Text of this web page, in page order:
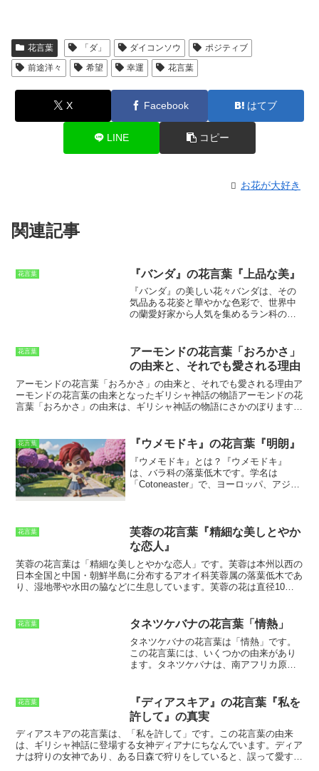
花言葉 「ダ」 ダイコンソウ
ポジティブ
前途洋々
希望 幸運 花言葉
X Facebook はてブ
LINE コピー
お花が大好き
関連記事
花言葉 『バンダ』の花言葉『上品な美』
『バンダ』の美しい花々バンダは、その
気品ある花姿と華やかな色彩で、世界中
の蘭愛好家から人気を集めるラン科の植
林に自生しています。バンダは、着生ラ
ンの一種で、木や岩肌に根を張って生息
しています。バンダの花は、大きく華や
かで、その美しさは格別です。花色は
白、ピンク、赤、紫など、さまざまなも
のがあり、香りも芳醇で魅惑的です。バ
はまるで蝶が舞っているかのようです。
バンダは、高温多湿を好む植物ですが、
日本の気候でも栽培することができま
す。ただし、冬には室内で管理する必要
があります。バンダを栽培する際には、
人気を集めるラン科の植物です。バンダ
の花は、大きく華やかで、その美しさは
格別です。花色は白、ピンク、赤、紫な
ど、さまざまなものがあり、香りも芳醇
で魅惑的です。バンダは、高温多湿を好
む植物ですが、日本の気候でも栽培する
花言葉
アーモンドの花言葉「おろかさ」
の由来と、それでも愛される理由
アーモンドの花言葉「おろかさ」の由来と、それでも愛される理由ア
ーモンドの花言葉の由来となったギリシャ神話の物語アーモンドの花
言葉「おろかさ」の由来は、ギリシャ神話の物語にさかのぼります。
し、デーモフォーンはフィリスを置いて旅に出てしまいました。フィ
リスは、デーモフォーンの帰りを待ち続けましたが、ついに待ちきれ
ずに亡くなってしまいました。フィリスが亡くなった後、彼女の墓に
アーモンドの木が生えました。この木は、フィリスの悲しみの涙から
育ったと言われています。アーモンドの花言葉「おろかさ」は、フィ
リスがデーモフォーンを待ち続けたことを「愚か」とみなしたことに
が春の訪れを告げる花だからです。アーモンドの花は、2月から3月
にかけて咲き始めます。この季節は、まだ寒さが残る時期ですが、ア
ーモンドの花が咲くと春が近づいていることを感じられます。アーモ
ンドの花は、春の訪れを告げる花であり、希望と喜びを象徴する花な
のです。
花言葉 『ウメモドキ』の花言葉『明朗』
『ウメモドキ』とは？
『ウメモドキ』
は、バラ科の落葉低木です。学名は
「Cotoneaster」で、ヨーロッパ、アジ
で、葉は楕円形をしていて、縁に鋸歯が
あります。
初夏に白い花を咲かせ、秋に
なると赤い実をつけます。
りますが、酸味が強いので、生で食べる
ことはできません。ジャムやゼリーなど
に加工して食べられます。『ウメモド
盆栽としても楽しむことができます。
花言葉
芙蓉の花言葉『精細な美しとやか
な恋人』
芙蓉の花言葉は「精細な美しとやかな恋人」です。芙蓉は本州以西の
日本全国と中国・朝鮮半島に分布するアオイ科芙蓉属の落葉低木であ
り、湿地帯や水田の脇などに生息しています。芙蓉の花は直径10～
ら古くから愛され、日本では平安時代の貴族の間で花見が盛んに行わ
れました。また、芙蓉の花は薬用効果があるとされており、咳や痰を
止める効果があるとされています。
花言葉 タネツケバナの花言葉「情熱」
タネツケバナの花言葉は「情熱」です。
この花言葉には、いくつかの由来があり
ます。タネツケバナは、南アフリカ原産
した。タネツケバナは、鮮やかなオレン
ジ色の花を咲かせます。この花の色が、
情熱を連想させることから、花言葉に
「情熱」がつけられたという説がありま
す。タネツケバナには、種を飛ばすとい
う特徴があります。タネツケバナは、花
花言葉
『ディアスキア』の花言葉『私を
許して』の真実
ディアスキアの花言葉は、「私を許して」です。この花言葉の由来
は、ギリシャ神話に登場する女神ディアナにちなんでいます。ディア
ナは狩りの女神であり、ある日森で狩りをしていると、誤って愛する